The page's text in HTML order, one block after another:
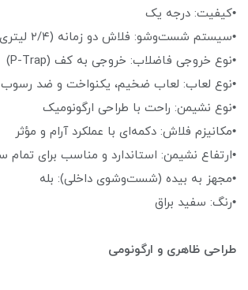
•کیفیت: درجه یک
•سیستم شست‌وشو: فلاش دو زمانه (۲/۴ لیتری و ۶ لیتری)
•نوع خروجی فاضلاب: خروجی به کف (P-Trap)
•نوع لعاب: لعاب ضخیم، یکنواخت و ضد رسوب
•نوع نشیمن: راحت با طراحی ارگونومیک
•مکانیزم فلاش: دکمه‌ای با عملکرد آرام و مؤثر
•ارتفاع نشیمن: استاندارد و مناسب برای تمام
•مجهز به بیده (شست‌وشوی داخلی): بله
•رنگ: سفید براق
طراحی ظاهری و ارگونومی